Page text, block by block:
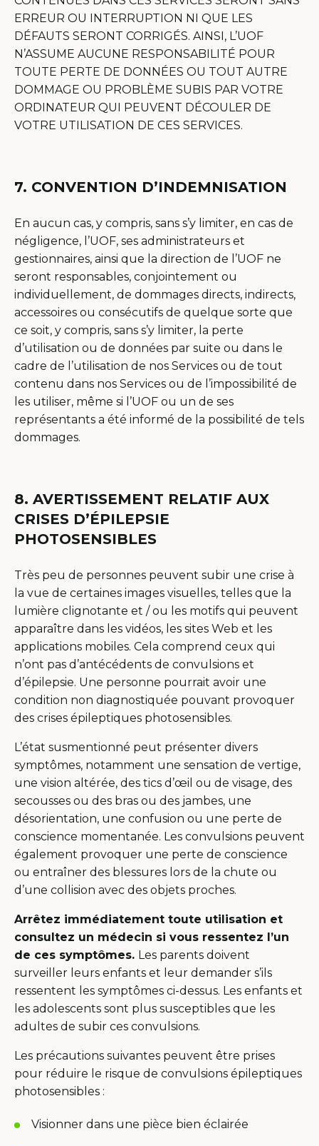
ERREUR OU INTERRUPTION NI QUE LES
DÉFAUTS SERONT CORRIGÉS. AINSI, L’UOF
N’ASSUME AUCUNE RESPONSABILITÉ POUR
TOUTE PERTE DE DONNÉES OU TOUT AUTRE
DOMMAGE OU PROBLÈME SUBIS PAR VOTRE
ORDINATEUR QUI PEUVENT DÉCOULER DE
VOTRE UTILISATION DE CES SERVICES.
7. CONVENTION D’INDEMNISATION
En aucun cas, y compris, sans s’y limiter, en cas de
négligence, l’UOF, ses administrateurs et
gestionnaires, ainsi que la direction de l’UOF ne
seront responsables, conjointement ou
individuellement, de dommages directs, indirects,
accessoires ou consécutifs de quelque sorte que
ce soit, y compris, sans s’y limiter, la perte
d’utilisation ou de données par suite ou dans le
cadre de l’utilisation de nos Services ou de tout
contenu dans nos Services ou de l’impossibilité de
les utiliser, même si l’UOF ou un de ses
représentants a été informé de la possibilité de tels
dommages.
8. AVERTISSEMENT RELATIF AUX
CRISES D’ÉPILEPSIE
PHOTOSENSIBLES
Très peu de personnes peuvent subir une crise à
la vue de certaines images visuelles, telles que la
lumière clignotante et / ou les motifs qui peuvent
apparaître dans les vidéos, les sites Web et les
applications mobiles. Cela comprend ceux qui
n’ont pas d’antécédents de convulsions et
d’épilepsie. Une personne pourrait avoir une
condition non diagnostiquée pouvant provoquer
des crises épileptiques photosensibles.
L’état susmentionné peut présenter divers
symptômes, notamment une sensation de vertige,
une vision altérée, des tics d’œil ou de visage, des
secousses ou des bras ou des jambes, une
désorientation, une confusion ou une perte de
conscience momentanée. Les convulsions peuvent
également provoquer une perte de conscience
ou entraîner des blessures lors de la chute ou
d’une collision avec des objets proches.
Arrêtez immédiatement toute utilisation et
consultez un médecin si vous ressentez l’un
de ces symptômes. Les parents doivent
surveiller leurs enfants et leur demander s’ils
ressentent les symptômes ci-dessus. Les enfants et
les adolescents sont plus susceptibles que les
adultes de subir ces convulsions.
Les précautions suivantes peuvent être prises
pour réduire le risque de convulsions épileptiques
photosensibles :
Visionner dans une pièce bien éclairée